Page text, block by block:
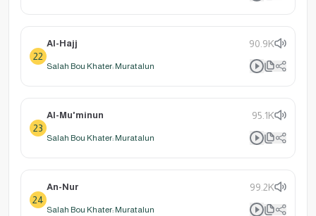
22
Al-Hajj 90.9K
Salah Bou Khater: Muratalun
23
Al-Mu'minun 95.1K
Salah Bou Khater: Muratalun
24
An-Nur 99.2K
Salah Bou Khater: Muratalun